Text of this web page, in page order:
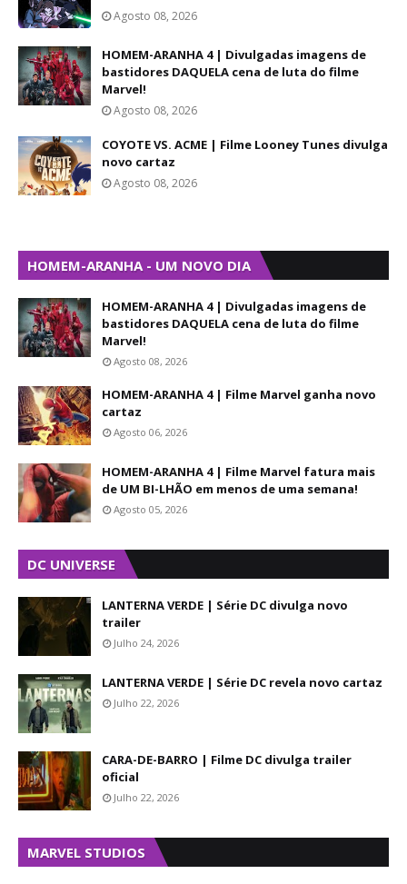
Agosto 08, 2026
HOMEM-ARANHA 4 | Divulgadas imagens de
bastidores DAQUELA cena de luta do filme
Marvel!
Agosto 08, 2026
COYOTE VS. ACME | Filme Looney Tunes divulga
novo cartaz
Agosto 08, 2026
HOMEM-ARANHA - UM NOVO DIA
HOMEM-ARANHA 4 | Divulgadas imagens de
bastidores DAQUELA cena de luta do filme
Marvel!
Agosto 08, 2026
HOMEM-ARANHA 4 | Filme Marvel ganha novo
cartaz
Agosto 06, 2026
HOMEM-ARANHA 4 | Filme Marvel fatura mais
de UM BI-LHÃO em menos de uma semana!
Agosto 05, 2026
DC UNIVERSE
LANTERNA VERDE | Série DC divulga novo
trailer
Julho 24, 2026
LANTERNA VERDE | Série DC revela novo cartaz
Julho 22, 2026
CARA-DE-BARRO | Filme DC divulga trailer
oficial
Julho 22, 2026
MARVEL STUDIOS